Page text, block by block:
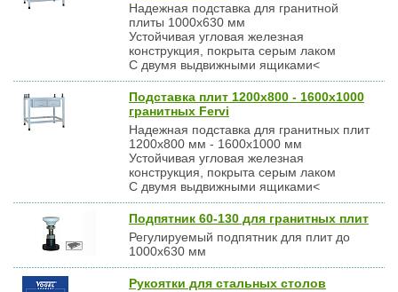
Надежная подставка для гранитной
плиты 1000х630 мм
Устойчивая угловая железная
конструкция, покрыта серым лаком
С двумя выдвижными ящиками<
Подставка плит 1200х800 - 1600х1000
гранитных Fervi
Надежная подставка для гранитных плит
1200х800 мм - 1600х1000 мм
Устойчивая угловая железная
конструкция, покрыта серым лаком
С двумя выдвижными ящиками<
Подпятник 60-130 для гранитных плит
Регулируемый подпятник для плит до
1000х630 мм
Рукоятки для стальных столов